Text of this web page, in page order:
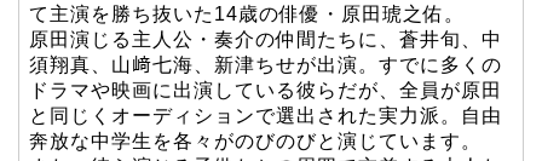
て主演を勝ち抜いた14歳の俳優・原田琥之佑。
原田演じる主人公・奏介の仲間たちに、蒼井旬、中
須翔真、山﨑七海、新津ちせが出演。すでに多くの
ドラマや映画に出演している彼らだが、全員が原田
と同じくオーディションで選出された実力派。自由
奔放な中学生を各々がのびのびと演じています。